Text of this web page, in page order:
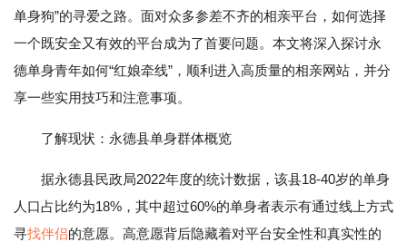
单身狗”的寻爱之路。面对众多参差不齐的相亲平台，如何选择
一个既安全又有效的平台成为了首要问题。本文将深入探讨永
德单身青年如何“红娘牵线”，顺利进入高质量的相亲网站，并分
享一些实用技巧和注意事项。
了解现状：永德县单身群体概览
据永德县民政局2022年度的统计数据，该县18-40岁的单身
人口占比约为18%，其中超过60%的单身者表示有通过线上方式
寻找伴侣的意愿。高意愿背后隐藏着对平台安全性和真实性的